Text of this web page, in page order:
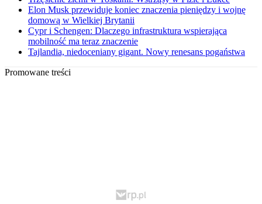
Elon Musk przewiduje koniec znaczenia pieniędzy i wojnę
domową w Wielkiej Brytanii
Cypr i Schengen: Dlaczego infrastruktura wspierająca
mobilność ma teraz znaczenie
Tajlandia, niedoceniany gigant. Nowy renesans pogaństwa
Promowane treści